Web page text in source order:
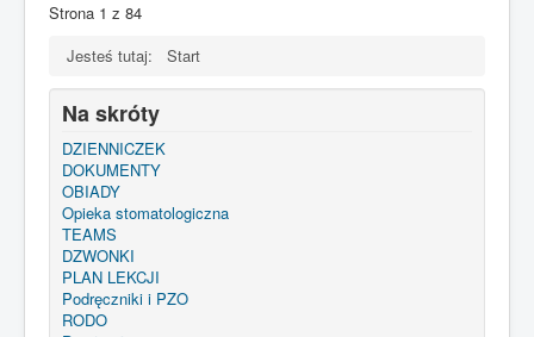
Strona 1 z 84
Jesteś tutaj:
Start
Na skróty
DZIENNICZEK
DOKUMENTY
OBIADY
Opieka stomatologiczna
TEAMS
DZWONKI
PLAN LEKCJI
Podręczniki i PZO
RODO